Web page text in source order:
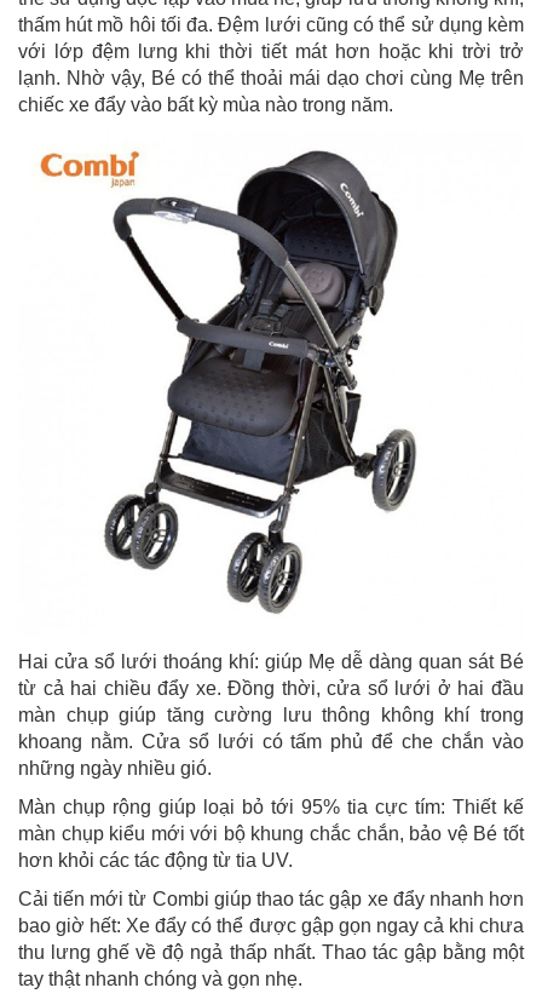
thấm hút mồ hôi tối đa. Đệm lưới cũng có thể sử dụng kèm
với lớp đệm lưng khi thời tiết mát hơn hoặc khi trời trở
lạnh. Nhờ vậy, Bé có thể thoải mái dạo chơi cùng Mẹ trên
chiếc xe đẩy vào bất kỳ mùa nào trong năm.
Hai cửa sổ lưới thoáng khí: giúp Mẹ dễ dàng quan sát Bé
từ cả hai chiều đẩy xe. Đồng thời, cửa sổ lưới ở hai đầu
màn chụp giúp tăng cường lưu thông không khí trong
khoang nằm. Cửa sổ lưới có tấm phủ để che chắn vào
những ngày nhiều gió.
Màn chụp rộng giúp loại bỏ tới 95% tia cực tím: Thiết kế
màn chụp kiểu mới với bộ khung chắc chắn, bảo vệ Bé tốt
hơn khỏi các tác động từ tia UV.
Cải tiến mới từ Combi giúp thao tác gập xe đẩy nhanh hơn
bao giờ hết: Xe đẩy có thể được gập gọn ngay cả khi chưa
thu lưng ghế về độ ngả thấp nhất. Thao tác gập bằng một
tay thật nhanh chóng và gọn nhẹ.